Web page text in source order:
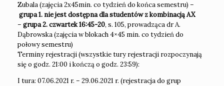
Zubala (zajęcia 2x45min. co tydzień do końca semestru) –
grupa 1. nie jest dostępna dla studentów z kombinacją AX
– grupa 2.czwartek 16:45-20, s. 105, prowadząca dr A.
Dąbrowska (zajęcia w blokach 4×45 min. co tydzień do
połowy semestru)
Terminy rejestracji (wszystkie tury rejestracji rozpoczynają
się o godz. 21:00 i kończą o godz. 23:59):
I tura: 07.06.2021 r. – 29.06.2021 r. (rejestracja do grup